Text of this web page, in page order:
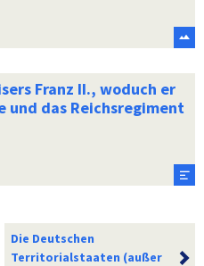
Franz II., woduch er
und das Reichsregiment
Die Deutschen
Territorialstaaten (außer